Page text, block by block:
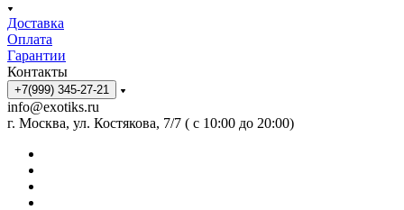
Доставка
Оплата
Гарантии
Контакты
+7(999) 345-27-21
info@exotiks.ru
г. Москва, ул. Костякова, 7/7 ( с 10:00 до 20:00)